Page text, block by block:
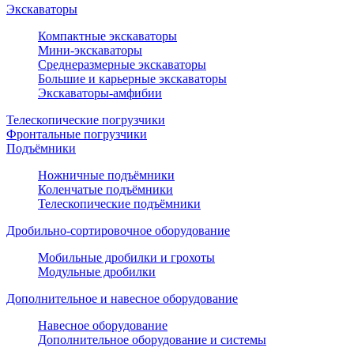
Экскаваторы
Компактные экскаваторы
Мини-экскаваторы
Среднеразмерные экскаваторы
Большие и карьерные экскаваторы
Экскаваторы-амфибии
Телескопические погрузчики
Фронтальные погрузчики
Подъёмники
Ножничные подъёмники
Коленчатые подъёмники
Телескопические подъёмники
Дробильно-сортировочное оборудование
Мобильные дробилки и грохоты
Модульные дробилки
Дополнительное и навесное оборудование
Навесное оборудование
Дополнительное оборудование и системы